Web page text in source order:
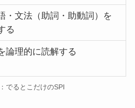
・文法（助詞・助動詞）を
る
論理的に読解する
でるとこだけのSPI